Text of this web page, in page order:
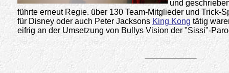
und
führte erneut Regie. über 130 Team-Mitglieder und Trick-
für Disney oder auch Peter Jacksons King Kong tätig
eifrig an der Umsetzung von Bullys Vision der "Sissi"-